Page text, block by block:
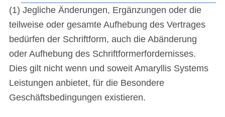
(1) Jegliche Änderungen, Ergänzungen oder die
teilweise oder gesamte Aufhebung des Vertrages
bedürfen der Schriftform, auch die Abänderung
oder Aufhebung des Schriftformerfordernisses.
Dies gilt nicht wenn und soweit Amaryllis Systems
Leistungen anbietet, für die Besondere
Geschäftsbedingungen existieren.